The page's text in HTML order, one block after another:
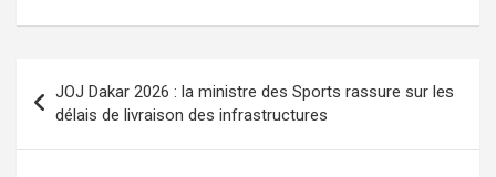
JOJ Dakar 2026 : la ministre des Sports rassure sur les
délais de livraison des infrastructures